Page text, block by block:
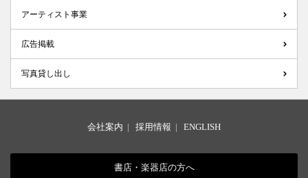
アーティスト事業
広告掲載
写真貸し出し
会社案内 | 採用情報 | ENGLISH
書店・楽器店の方へ